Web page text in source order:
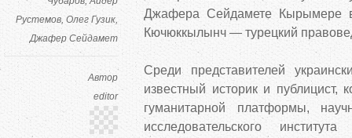
Рустемов Олег Гузик
Джафер Сейдамет
Автор
editor
Джафера Сейдамете Кырымере
Кючюккылынч — турецкий
Среди представителей
известный историк и публицист,
гуманитарной платформы,
исследовательского